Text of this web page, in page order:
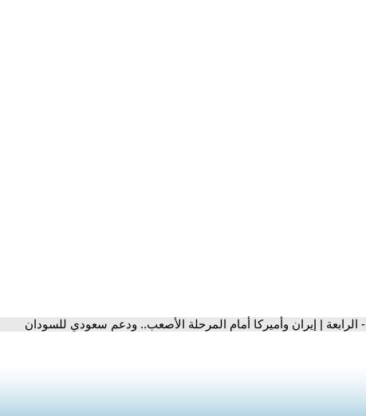
- الرابعة | إيران وأميركا أمام المرحلة الأصعب.. ودعم سعودي للسودان